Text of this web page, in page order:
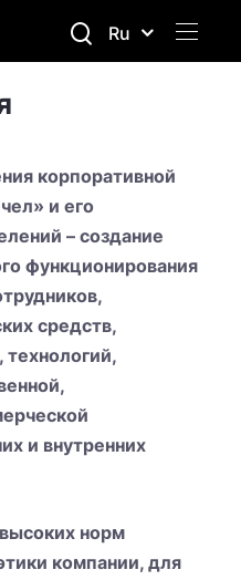
Ru
корпоративной
и его
– создание
функционирования
средств,
и внутренних
норм
компании, для